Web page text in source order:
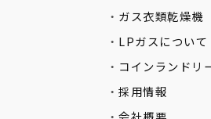
・ ガス衣類乾燥機
・ LPガスについて
・ コインランドリ
・採用情報